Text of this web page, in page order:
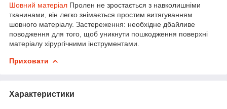
Шовний матеріал Пролен не зростається з навколишніми
тканинами, він легко знімається простим витягуванням
шовного матеріалу. Застереження: необхідне дбайливе
поводження для того, щоб уникнути пошкодження поверхні
матеріалу хірургічними інструментами.
Приховати
Характеристики